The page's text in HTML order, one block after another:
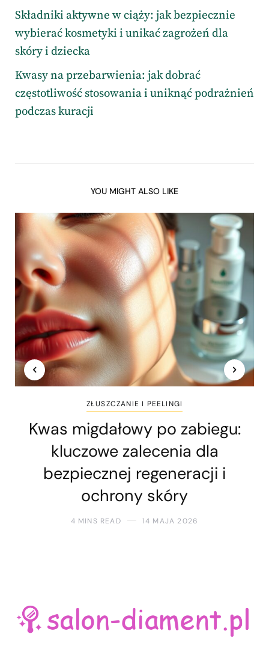
Składniki aktywne w ciąży: jak bezpiecznie
wybierać kosmetyki i unikać zagrożeń dla
skóry i dziecka
Kwasy na przebarwienia: jak dobrać
częstotliwość stosowania i uniknąć podrażnień
podczas kuracji
YOU MIGHT ALSO LIKE
ZŁUSZCZANIE I PEELINGI
Kwas migdałowy po zabiegu:
kluczowe zalecenia dla
bezpiecznej regeneracji i
ochrony skóry
4 MINS READ 14 MAJA 2026